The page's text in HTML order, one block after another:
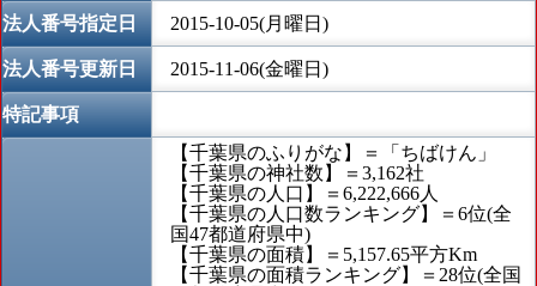
法人番号指定日 2015-10-05(月曜日)
法人番号更新日 2015-11-06(金曜日)
特記事項
【千葉県のふりがな】＝「ちばけん」
【千葉県の神社数】＝3,162社
【千葉県の人口】＝6,222,666人
【千葉県の人口数ランキング】＝6位(全
国47都道府県中)
【千葉県の面積】＝5,157.65平方Km
【千葉県の面積ランキング】＝28位(全国